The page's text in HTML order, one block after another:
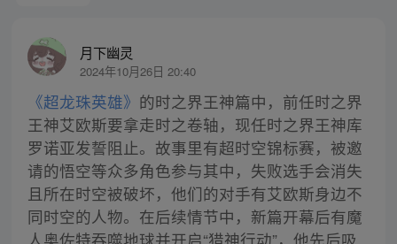
月下幽灵
2024年10月26日 20:40
《超龙珠英雄》 的时之界王神篇中，前任时之界
王神艾欧斯要拿走时之卷轴，现任时之界王神库
罗诺亚发誓阻止。故事里有超时空锦标赛，被邀
请的悟空等众多角色参与其中，失败选手会消失
且所在时空被破坏，他们的对手有艾欧斯身边不
同时空的人物。在后续情节中，新篇开幕后有魔
人奥佐特吞噬地球并开启“猎神行动”，他先后吸